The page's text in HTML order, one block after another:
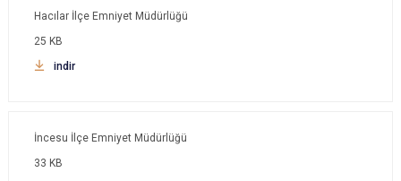
Hacılar İlçe Emniyet Müdürlüğü
25 KB
indir
İncesu İlçe Emniyet Müdürlüğü
33 KB